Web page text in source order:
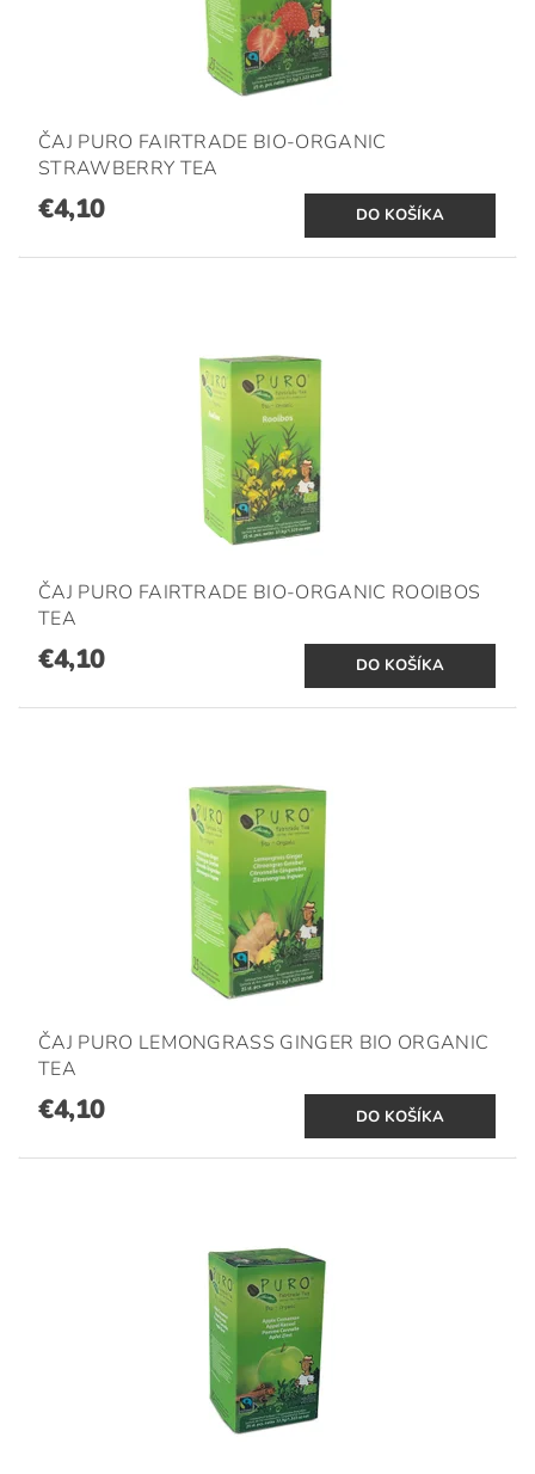
ČAJ PURO FAIRTRADE BIO-ORGANIC
STRAWBERRY TEA
€4,10
ČAJ PURO FAIRTRADE BIO-ORGANIC ROOIBOS
TEA
€4,10
ČAJ PURO LEMONGRASS GINGER BIO ORGANIC
TEA
€4,10